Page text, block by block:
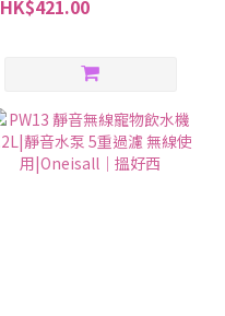
HK$421.00